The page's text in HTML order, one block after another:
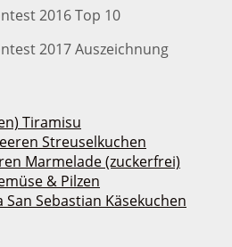
Tiramisu
Streuselkuchen
Marmelade (zuckerfrei)
& Pilzen
Sebastian Käsekuchen